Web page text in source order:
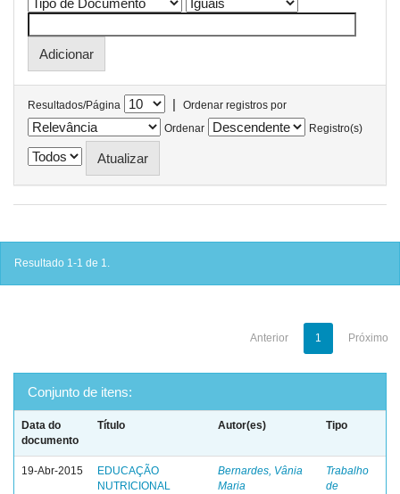
Resultados/Página |
Ordenar registros por
Ordenar
Registro(s)
Resultado 1-1 de 1.
Anterior 1 Próximo
Conjunto de itens:
Data do
documento
Título Autor(es) Tipo
19-Abr-2015
EDUCAÇÃO
NUTRICIONAL
Bernardes, Vânia
Maria
Trabalho
de